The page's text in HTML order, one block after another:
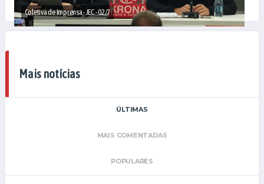
Coletiva de Imprensa - JEC - 02/7
Mais notícias
ÚLTIMAS
MAIS COMENTADAS
POPULARES